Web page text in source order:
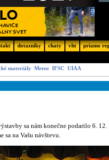
dotazníky chaty vht priamo
materiály Meteo IFSC UIAA
sa nám konečne podarilo 6.
sa na Vašu návštevu.